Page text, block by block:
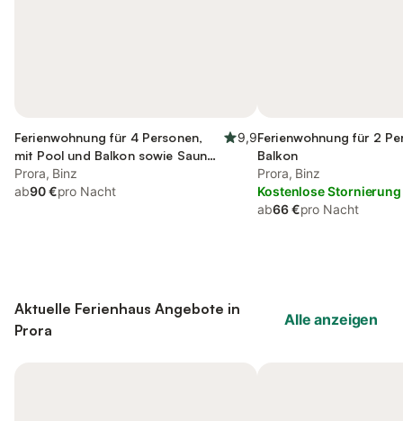
Ferienwohnung für 4 Personen,
mit Pool und Balkon sowie Sauna,
kinderfreundlich
9,9
Prora, Binz
ab90 €pro Nacht
Ferienwohnung für 2
Balkon
Prora, Binz
Kostenlose Stornierung
ab66 €pro Nacht
Aktuelle Ferienhaus Angebote in
Prora
Alle anzeigen